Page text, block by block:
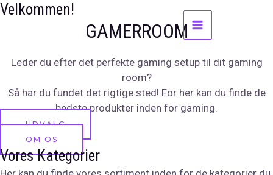
Gå
MAIN
MENU
Velkommen!
GAMERROOM
Leder du efter det perfekte gaming setup til dit gaming
room?
Så har du fundet det rigtige sted! For her kan du finde de
bedste produkter inden for gaming.
UDVALG
OM OS
Vores Kategorier